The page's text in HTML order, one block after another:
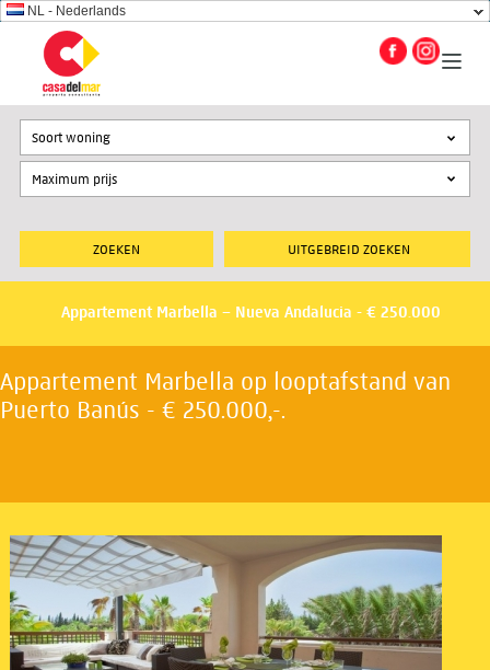
NL - Nederlands
UITGEBREID ZOEKEN
Soort woning
Appartement Marbella – Nueva Andalucia - € 250.000
Appartement Marbella op looptafstand van
Puerto Banús - € 250.000,-.